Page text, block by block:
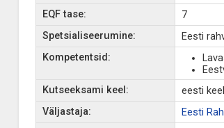
EQF tase:
7
Spetsialiseerumine:
Eesti
Kompetentsid:
Kutseeksami keel:
eesti keel
Väljastaja:
Eesti